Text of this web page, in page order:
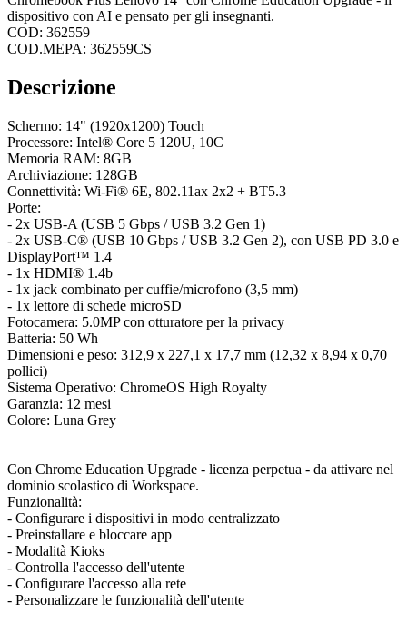
dispositivo con AI e pensato per gli insegnanti.
COD: 362559
COD.MEPA: 362559CS
Descrizione
Schermo: 14" (1920x1200) Touch
Processore: Intel® Core 5 120U, 10C
Memoria RAM: 8GB
Archiviazione: 128GB
Connettività: Wi-Fi® 6E, 802.11ax 2x2 + BT5.3
Porte:
- 2x USB-A (USB 5 Gbps / USB 3.2 Gen 1)
- 2x USB-C® (USB 10 Gbps / USB 3.2 Gen 2), con USB PD 3.0 e
DisplayPort™ 1.4
- 1x HDMI® 1.4b
- 1x jack combinato per cuffie/microfono (3,5 mm)
- 1x lettore di schede microSD
Fotocamera: 5.0MP con otturatore per la privacy
Batteria: 50 Wh
Dimensioni e peso: 312,9 x 227,1 x 17,7 mm (12,32 x 8,94 x 0,70
pollici)
Sistema Operativo: ChromeOS High Royalty
Garanzia: 12 mesi
Colore: Luna Grey
Con Chrome Education Upgrade - licenza perpetua - da attivare nel
dominio scolastico di Workspace.
Funzionalità:
- Configurare i dispositivi in modo centralizzato
- Preinstallare e bloccare app
- Modalità Kioks
- Controlla l'accesso dell'utente
- Configurare l'accesso alla rete
- Personalizzare le funzionalità dell'utente